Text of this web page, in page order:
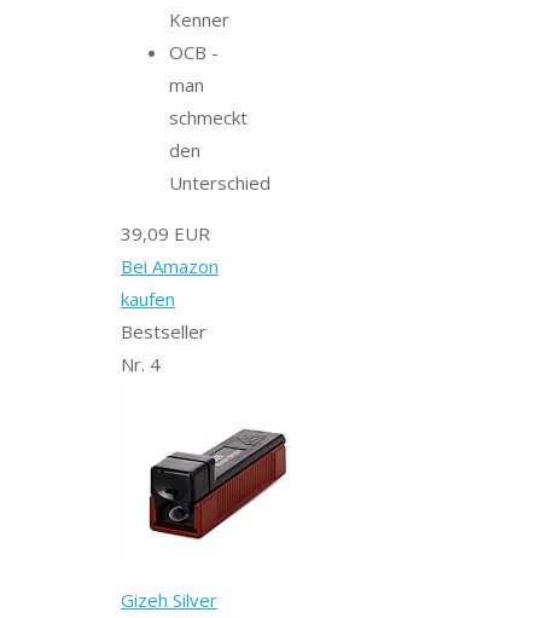
Kenner
OCB -
man
schmeckt
den
Unterschied
39,09 EUR
Bei Amazon
kaufen
Bestseller
Nr. 4
Gizeh Silver